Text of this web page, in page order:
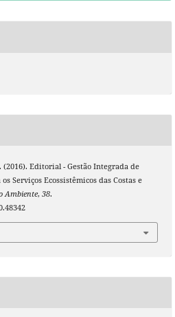
(2016). Editorial - Gestão Integrada de
Serviços Ecossistêmicos das Costas e
Ambiente, 38.